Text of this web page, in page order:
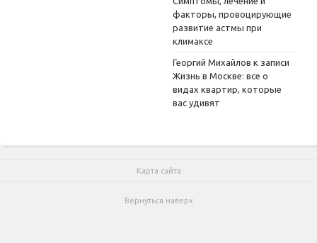
факторы, провоцирующие
развитие астмы при
климаксе
Георгий Михайлов к записи
Жизнь в Москве: все о
видах квартир, которые
вас удивят
Карта сайта
Вернуться наверх